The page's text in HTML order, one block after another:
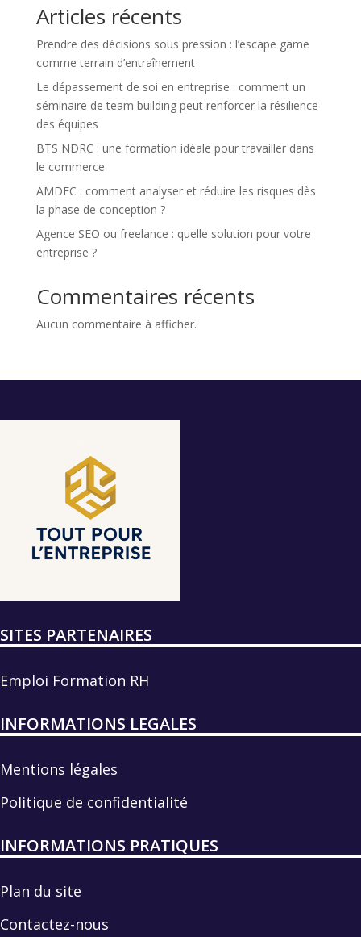
Articles récents
Prendre des décisions sous pression : l’escape game
comme terrain d’entraînement
Le dépassement de soi en entreprise : comment un
séminaire de team building peut renforcer la résilience
des équipes
BTS NDRC : une formation idéale pour travailler dans
le commerce
AMDEC : comment analyser et réduire les risques dès
la phase de conception ?
Agence SEO ou freelance : quelle solution pour votre
entreprise ?
Commentaires récents
Aucun commentaire à afficher.
SITES PARTENAIRES
Emploi Formation RH
INFORMATIONS LEGALES
Mentions légales
Politique de confidentialité
INFORMATIONS PRATIQUES
Plan du site
Contactez-nous